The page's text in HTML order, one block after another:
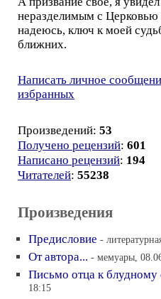
неразделимым с
надеюсь, ключ к моей
ближних.
Написать личное
избранных
Произведений: 53
Получено рецензий: 601
Написано рецензий: 194
Читателей: 55238
Произведения
Предисловие -
От автора... - мемуары,
Письмо отца к блудному
18:15